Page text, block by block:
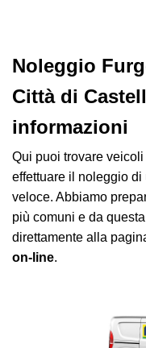
Noleggio
Città di
informazioni
Qui puoi trovare
effettuare il noleggio
veloce. Abbiamo
più comuni e da
direttamente alla
on-line.